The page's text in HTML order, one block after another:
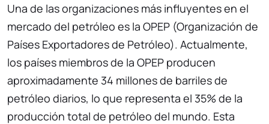
Una de las organizaciones más influyentes en el
mercado del petróleo es la OPEP (Organización de
Países Exportadores de Petróleo). Actualmente,
los países miembros de la OPEP producen
aproximadamente 34 millones de barriles de
petróleo diarios, lo que representa el 35% de la
producción total de petróleo del mundo. Esta